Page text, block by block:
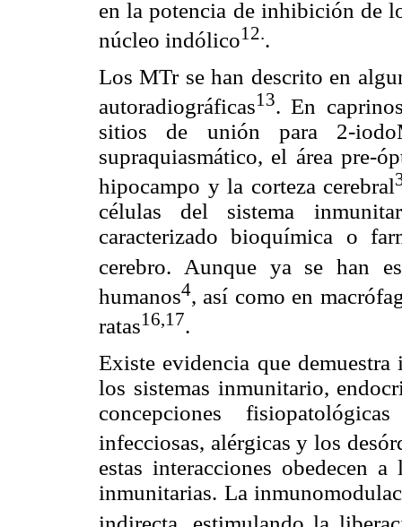
en la potencia de inhibición de
núcleo indólico12..
Los MTr se han descrito en
autoradiográficas13. En
sitios de unión para 2-
supraquiasmático, el área pre-
hipocampo y la corteza cerebral
células del sistema
caracterizado bioquímica o
cerebro. Aunque ya se han
humanos4, así como en
ratas16,17.
Existe evidencia que
los sistemas inmunitario,
concepciones
infecciosas, alérgicas y los
estas interacciones obedecen
inmunitarias. La